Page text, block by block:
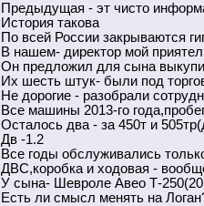
Предыдущая - эт чисто
История такова
По всей России закрываются
В нашем- директор мой
Он предложил для сына
Их шесть штук- были под
Не дорогие - разобрали
Все машины 2013-го
Осталось два - за 450т и
Дв -1.2
Все годы обслуживались
ДВС,коробка и ходовая -
У сына- Шевроле Авео Т-
Есть ли смысл менять на